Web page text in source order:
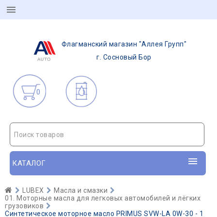
Флагманский магазин "Аллея Групп"
г. Сосновый Бор
0
Поиск товаров
КАТАЛОГ
LUBEX
Масла и смазки
01. Моторные масла для легковых автомобилей и лёгких
грузовиков
Синтетическое моторное масло PRIMUS SVW-LA 0W-30 - 1